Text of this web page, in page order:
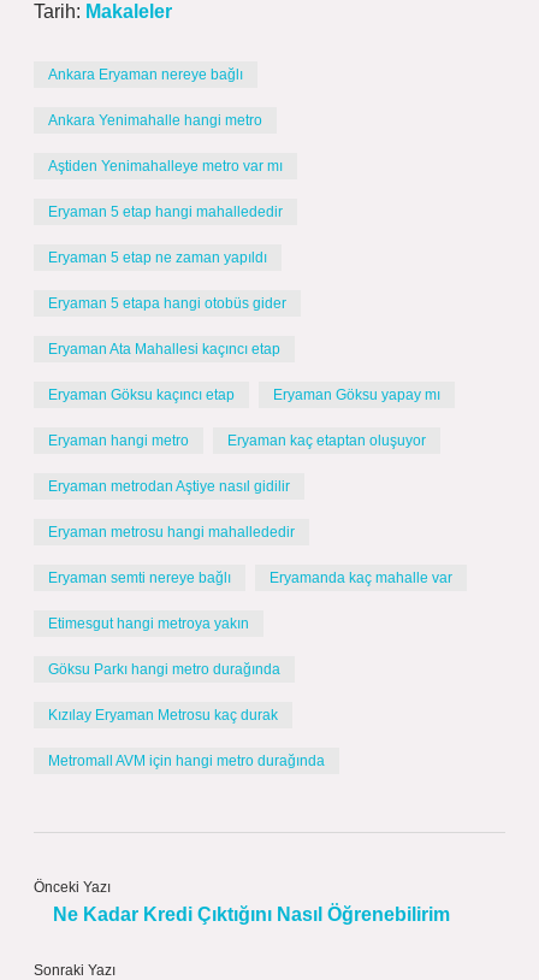
Tarih: Makaleler
Ankara Eryaman nereye bağlı
Ankara Yenimahalle hangi metro
Aştiden Yenimahalleye metro var mı
Eryaman 5 etap hangi mahallededir
Eryaman 5 etap ne zaman yapıldı
Eryaman 5 etapa hangi otobüs gider
Eryaman Ata Mahallesi kaçıncı etap
Eryaman Göksu kaçıncı etap Eryaman Göksu yapay mı
Eryaman hangi metro Eryaman kaç etaptan oluşuyor
Eryaman metrodan Aştiye nasıl gidilir
Eryaman metrosu hangi mahallededir
Eryaman semti nereye bağlı Eryamanda kaç mahalle var
Etimesgut hangi metroya yakın
Göksu Parkı hangi metro durağında
Kızılay Eryaman Metrosu kaç durak
Metromall AVM için hangi metro durağında
Önceki Yazı
Ne Kadar Kredi Çıktığını Nasıl Öğrenebilirim
Sonraki Yazı